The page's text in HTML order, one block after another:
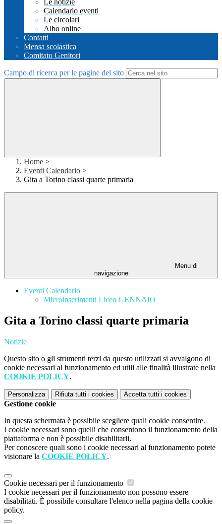
Le notizie
Calendario eventi
Le circolari
Albo online
Contatti
Mensa scolastica
Comitato Genitori
Campo di ricerca per le pagine del sito
Home >
Eventi Calendario >
Gita a Torino classi quarte primaria
Menu di
navigazione
Eventi Calendario
Microinserimenti Liceo GENNAIO
Gita a Torino classi quarte primaria
Notizie
Questo sito o gli strumenti terzi da questo utilizzati si avvalgono di
cookie necessari al funzionamento ed utili alle finalità illustrate nella
COOKIE POLICY.
Personalizza Rifiuta tutti i cookies Accetta tutti i cookies
Gestione cookie
In questa schermata è possibile scegliere quali cookie consentire.
I cookie necessari sono quelli che consentono il funzionamento della
piattaforma e non è possibile disabilitarli.
Per conoscere quali sono i cookie necessari al funzionamento potete
visionare la COOKIE POLICY.
Cookie necessari per il funzionamento
I cookie necessari per il funzionamento non possono essere
disabilitati. È possibile consultare l'elenco nella pagina della cookie
policy.